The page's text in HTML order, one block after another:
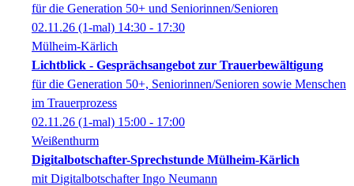
für die Generation 50+ und Seniorinnen/Senioren
02.11.26 (1-mal) 14:30 - 17:30
Mülheim-Kärlich
Lichtblick - Gesprächsangebot zur Trauerbewältigung
für die Generation 50+, Seniorinnen/Senioren sowie Menschen
im Trauerprozess
02.11.26 (1-mal) 15:00 - 17:00
Weißenthurm
Digitalbotschafter-Sprechstunde Mülheim-Kärlich
mit Digitalbotschafter Ingo Neumann